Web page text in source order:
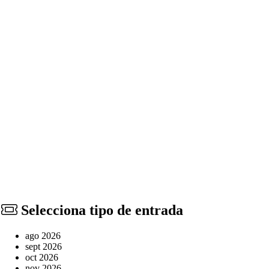
Selecciona tipo de entrada
ago 2026
sept 2026
oct 2026